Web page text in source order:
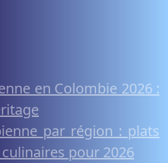
en Colombie 2026 :
par région : plats
pour 2026